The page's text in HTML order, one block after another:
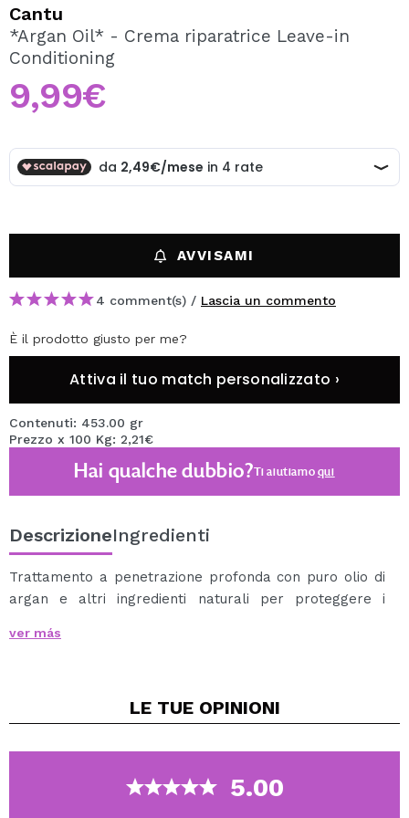
Creando un account su Maquibeauty.it potrai fare i tuoi
acquisti velocemente, controllare lo stato dei tuoi ordini e
Cantu
*Argan Oil* - Crema riparatrice Leave-in
Conditioning
9,99€
AVVISAMI
4 comment(s) / Lascia un commento
È il prodotto giusto per me?
Attiva il tuo match personalizzato ›
Contenuti: 453.00 gr
Prezzo x 100 Kg: 2,21€
Hai qualche dubbio?Ti aiutiamoqui
DescrizioneIngredienti
Trattamento a penetrazione profonda con puro olio di
argan e altri ingredienti naturali per proteggere i
Se usata quotidianamente, questa crema aiuta a
Formulato per capelli surriscaldati e troppo acconciati.
L'olio di Argan favorisce lucentezza, elasticità e
ver más
LE TUE OPINIONI
5.00